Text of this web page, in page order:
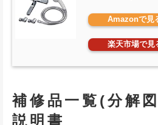
Amazonで見
楽天市場で見
補修品一覧(分解
説明書